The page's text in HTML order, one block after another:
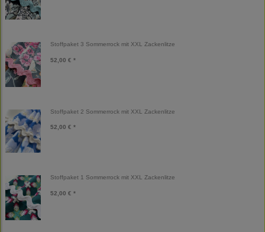
Stoffpaket 3 Sommerrock mit XXL Zackenlitze
52,00 € *
Stoffpaket 2 Sommerrock mit XXL Zackenlitze
52,00 € *
Stoffpaket 1 Sommerrock mit XXL Zackenlitze
52,00 € *